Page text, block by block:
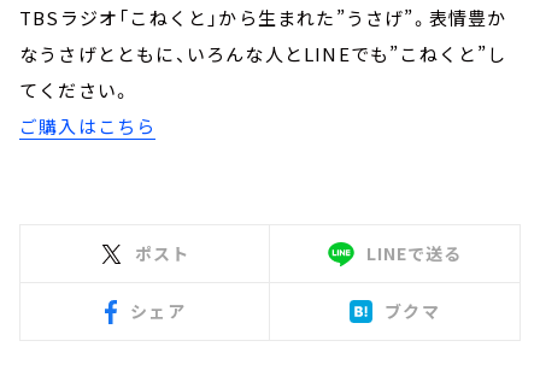
TBSラジオ「こねくと」から生まれた”うさげ”。表情豊か
なうさげとともに、いろんな人とLINEでも”こねくと”し
てください。
ご購入はこちら
ポスト LINEで送る
シェア ブクマ